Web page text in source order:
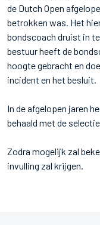
de Dutch Open
betrokken was. Het
bondscoach druist in
bestuur heeft de
hoogte gebracht en
incident en het besluit.
In de afgelopen jaren
behaald met de
Zodra mogelijk zal
invulling zal krijgen.